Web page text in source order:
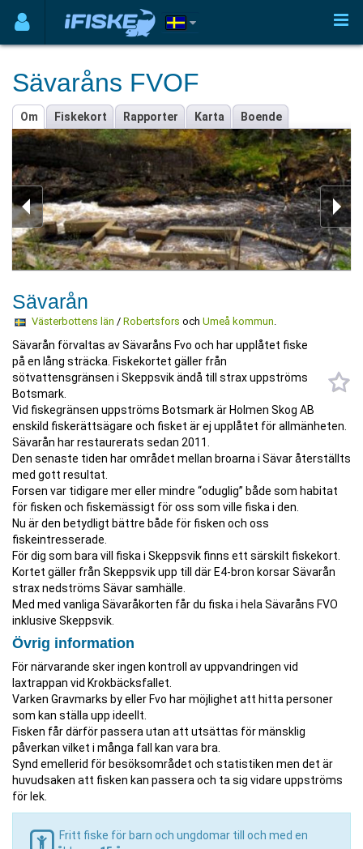
Sävaråns FVOF
Om Fiskekort Rapporter Karta Boende
Sävarån
Västerbottens län / Robertsfors och Umeå kommun.
Sävarån förvaltas av Sävaråns Fvo och har upplåtet fiske
på en lång sträcka. Fiskekortet gäller från
sötvattensgränsen i Skeppsvik ändå till strax uppströms
Botsmark.
Vid fiskegränsen uppströms Botsmark är Holmen Skog AB
enskild fiskerättsägare och fisket är ej upplåtet för allmänheten.
Sävarån har restaurerats sedan 2011.
Den senaste tiden har området mellan broarna i Sävar återställts
med gott resultat.
Forsen var tidigare mer eller mindre “oduglig” både som habitat
för fisken och fiskemässigt för oss som ville fiska i den.
Nu är den betydligt bättre både för fisken och oss
fiskeintresserade.
För dig som bara vill fiska i Skeppsvik finns ett särskilt fiskekort.
Kortet gäller från Skeppsvik upp till där E4-bron korsar Sävarån
strax nedströms Sävar samhälle.
Med med vanliga Sävaråkorten får du fiska i hela Sävaråns FVO
inklusive Skeppsvik.
Övrig information
För närvarande sker ingen kontroll av uppvandringen vid
laxtrappan vid Krokbäcksfallet.
Varken Gravmarks by eller Fvo har möjlighet att hitta personer
som kan ställa upp ideellt.
Fisken får därför passera utan att utsättas för mänsklig
påverkan vilket i många fall kan vara bra.
Synd emellerid för besöksområdet och statistiken men det är
huvudsaken att fisken kan passera och ta sig vidare uppströms
för lek.
Fritt fiske för barn och ungdomar till och med en